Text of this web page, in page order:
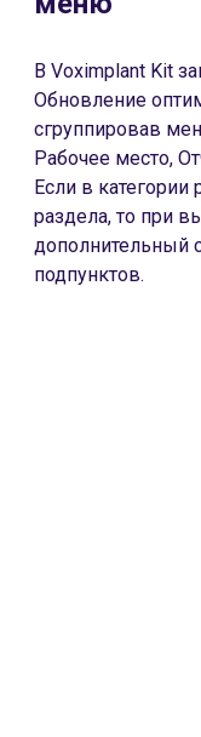
В Voximplant Kit
Обновление
сгруппировав
Рабочее место,
Если в
раздела, то при
дополнительный
подпунктов.